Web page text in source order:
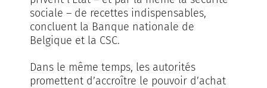
sociale – de recettes indispensables,
concluent la Banque nationale de
Belgique et la CSC.
Dans le même temps, les autorités
promettent d’accroître le pouvoir d’achat